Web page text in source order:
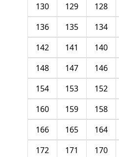
128
129
130
134
135
136
140
141
142
146
147
148
152
153
154
158
159
160
164
165
166
170
171
172